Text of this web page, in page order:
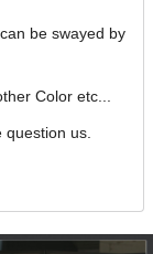
be swayed by
Color etc...
us.